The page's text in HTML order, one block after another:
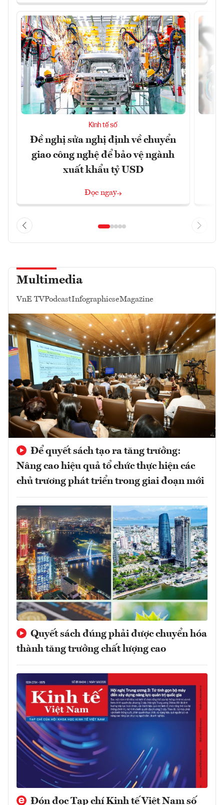
Kinh tế số
Đề nghị sửa nghị định về chuyển
giao công nghệ để bảo vệ ngành
xuất khẩu tỷ USD
Đọc ngay
Multimedia
VnE TVPodcastInfographicseMagazine
Để quyết sách tạo ra tăng trưởng:
Nâng cao hiệu quả tổ chức thực hiện các
chủ trương phát triển trong giai đoạn mới
Quyết sách đúng phải được chuyển hóa
thành tăng trưởng chất lượng cao
Đón đọc Tạp chí Kinh tế Việt Nam số